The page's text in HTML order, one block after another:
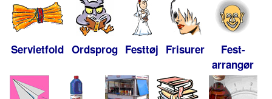
Servietfold Ordsprog Festtøj Frisurer
Fest-
arrangør